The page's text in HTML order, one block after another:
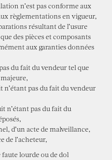
n’est pas conforme aux
règlementations en vigueur,
résultant de l’usure
des pièces et composants
aux garanties données
du fait du vendeur tel que
pas du fait du vendeur
n’étant pas du fait du
d’un acte de malveillance,
de l’acheteur,
faute lourde ou de dol